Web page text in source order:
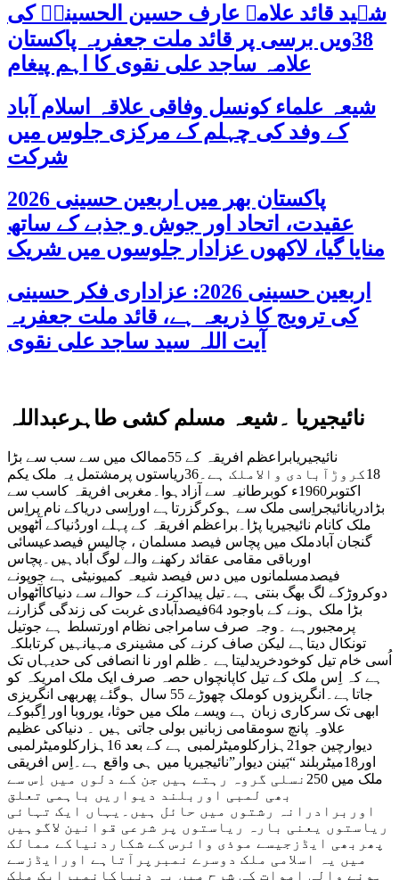
شہید قائد علامہ عارف حسین الحسینیؒ کی
38ویں برسی پر قائد ملت جعفریہ پاکستان
علامہ ساجد علی نقوی کا اہم پیغام
شیعہ علماء کونسل وفاقی علاقہ اسلام آباد
کے وفد کی چہلم کے مرکزی جلوس میں
شرکت
پاکستان بھر میں اربعین حسینی 2026
عقیدت، اتحاد اور جوش و جذبے کے ساتھ
منایا گیا، لاکھوں عزادار جلوسوں میں شریک
اربعین حسینی 2026: عزاداری فکر حسینی
کی ترویج کا ذریعہ ہے، قائد ملت جعفریہ
آیت اللہ سید ساجد علی نقوی
نائیجیریا ۔شیعہ مسلم کشی طاہرعبداللہ
نائیجیریابراعظم افریقہ کے 55ممالک میں سے سب سے بڑا
18کروڑآبادی والاملک ہے۔36ریاستوں پرمشتمل یہ ملک یکم
اکتوبر1960ء کوبرطانیہ سے آزادہوا۔مغربی افریقہ کاسب سے
بڑادریانائیجراِسی ملک سے ہوکرگزرتاہے اوراِسی دریاکے نام پراِس
ملک کانام نائیجیریا پڑا۔براعظم افریقہ کے پہلے اوردُنیاکے آٹھویں
گنجان آبادملک میں پچاس فیصد مسلمان ، چالیس فیصدعیسائی
اورباقی مقامی عقائد رکھنے والے لوگ آبادہیں۔پچاس
فیصدمسلمانوں میں دس فیصد شیعہ کمیونیٹی ہے جوپونے
دوکروڑکے لگ بھگ بنتی ہے۔تیل پیداکرنے کے حوالے سے دنیاکاآٹھواں
بڑا ملک ہونے کے باوجود 64فیصدآبادی غربت کی زندگی گزارنے
پرمجبورہے ۔وجہ صرف سامراجی نظام اورتسلط ہے جوتیل
تونکال دیتاہے لیکن صاف کرنے کی مشینری مہیانہیں کرتابلکہ
اُسی خام تیل کوخودخریدلیتاہے ۔ظلم اور نا انصافی کی حدیہاں تک
ہے کہ اِس ملک کے تیل کاپانچواں حصہ صرف ایک ملک امریکہ کو
جاتاہے۔انگریزوں کوملک چھوڑے 55 سال ہوگئے پھربھی انگریزی
ابھی تک سرکاری زبان ہے ویسے ملک میں حوثا، یوروبا اور اِگبوکے
علاوہ پانچ سومقامی زبانیں بولی جاتی ہیں ۔ دنیاکی عظیم
دیوارچین جو21ہزارکلومیٹرلمبی ہے کے بعد 16ہزارکلومیٹرلمبی
اور18میٹربلند “بَینن دیوار”نائیجیریا میں ہی واقع ہے۔اِس افریقی
ملک میں 250نسلی گروہ رہتے ہیں جن کے دلوں میں اِس سے
بھی لمبی اوربلند دیواریں باہمی تعلق
اوربرادرانہ رشتوں میں حائل ہیں۔یہاں ایک تہائی
ریاستوں یعنی بارہ ریاستوں پر شرعی قوانین لاگوہیں
پھربھی ایڈزجیسے موذی وائرس کے شکاردنیاکے ممالک
میں یہ اسلامی ملک دوسرے نمبرپرآتاہے اورایڈزسے
ہونے والی اموات کی شرح میں یہ دنیاکانمبرایک ملک